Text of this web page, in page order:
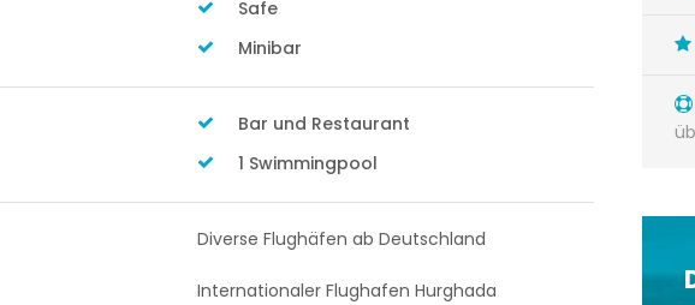
Safe
Minibar
Bar und Restaurant
1 Swimmingpool
Diverse Flughäfen ab Deutschland
Internationaler Flughafen Hurghada